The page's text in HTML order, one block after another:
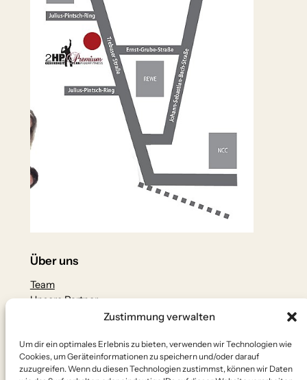
Zustimmung verwalten
Um dir ein optimales Erlebnis zu bieten, verwenden wir Technologien wie
Cookies, um Geräteinformationen zu speichern und/oder darauf
zuzugreifen. Wenn du diesen Technologien zustimmst, können wir Daten
Über uns
Team
Unsere Partner
Datenschutzerklärung
Impressum
Kontakt